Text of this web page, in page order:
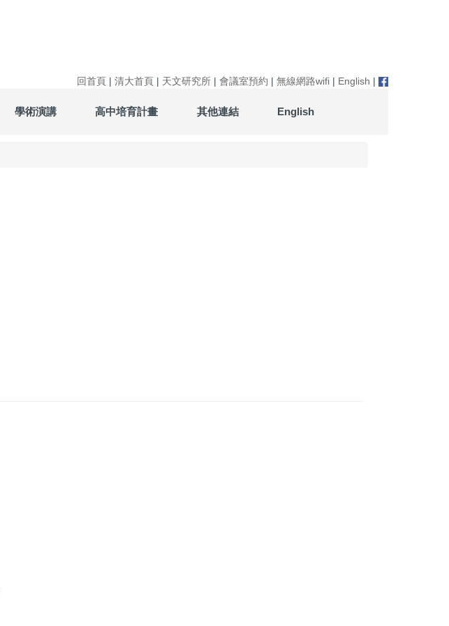
回首頁 | 清大首頁 | 天文研究所 | 會議室預約 | 無線網路wifi | English |
學術演講 高中培育計畫 其他連結 English